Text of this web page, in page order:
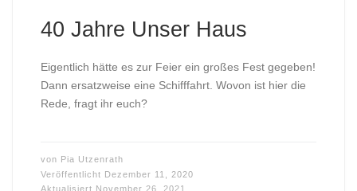
40 Jahre Unser Haus
Eigentlich hätte es zur Feier ein großes Fest gegeben!
Dann ersatzweise eine Schifffahrt. Wovon ist hier die
Rede, fragt ihr euch?
von Pia Utzenrath
Veröffentlicht Dezember 11, 2020
Aktualisiert November 26, 2021